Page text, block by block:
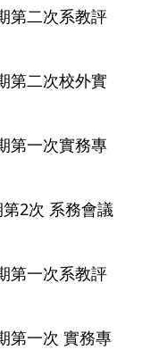
第二次系教評
第二次校外實
第一次實務專
2次 系務會議
第一次系教評
第一次 實務專